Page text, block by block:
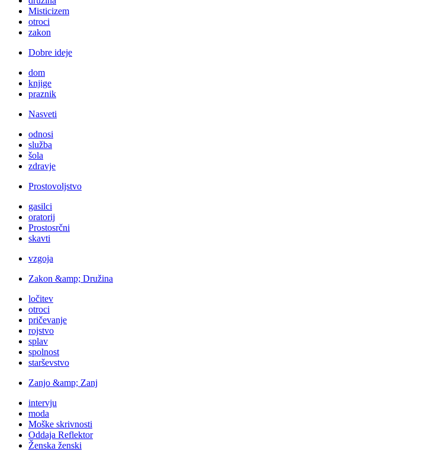
Misticizem
otroci
zakon
Dobre ideje
dom
knjige
praznik
Nasveti
odnosi
služba
šola
zdravje
Prostovoljstvo
gasilci
oratorij
Prostosrčni
skavti
vzgoja
Zakon &amp; Družina
ločitev
otroci
pričevanje
rojstvo
splav
spolnost
starševstvo
Zanjo &amp; Zanj
intervju
moda
Moške skrivnosti
Oddaja Reflektor
Ženska ženski